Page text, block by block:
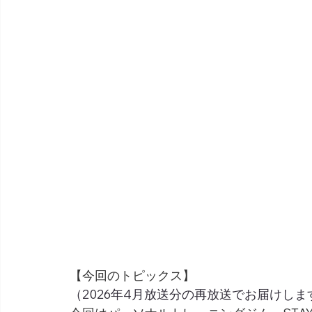
【今回のトピックス】
（2026年4月放送分の再放送でお届けしま